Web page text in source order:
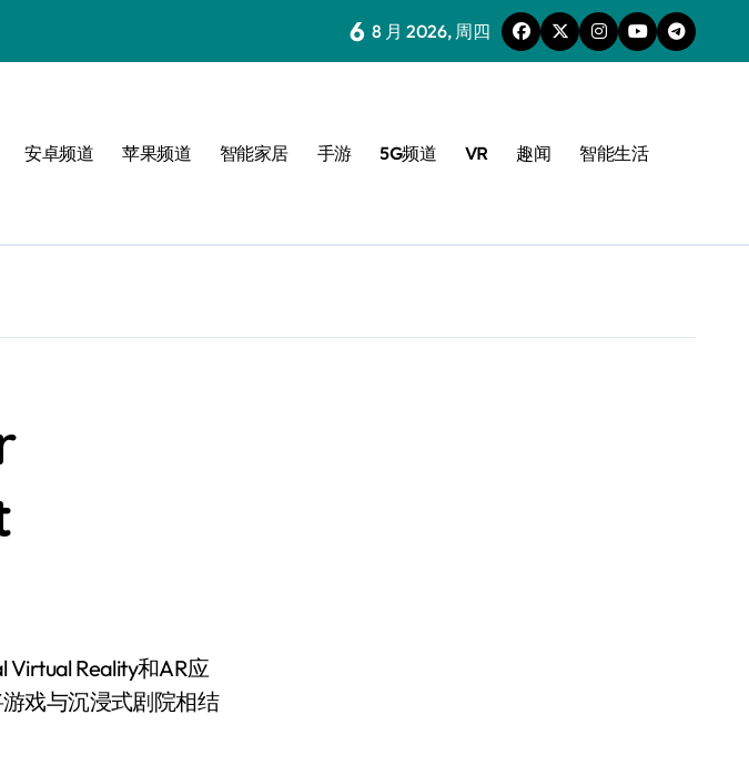
6 8 月 2026, 周四
安卓频道 苹果频道 智能家居 手游 5G频道 VR 趣闻 智能生活
戏与沉浸式剧院相结